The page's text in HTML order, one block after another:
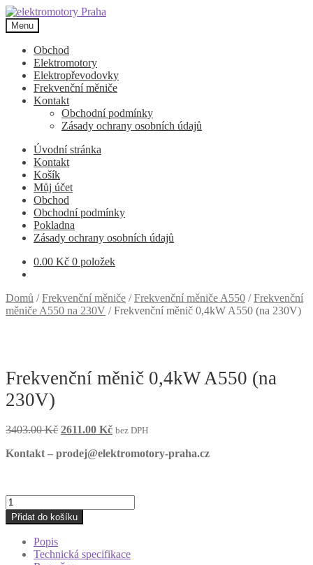
Přeskočit
na
navigaci
Přejít
k
obsahu
webu
Menu
Obchod
Elektromotory
Elektropřevodovky
Frekvenční měniče
Kontakt
Obchodní podmínky
Zásady ochrany osobních údajů
Úvodní stránka
Kontakt
Košík
Můj účet
Obchod
Obchodní podmínky
Pokladna
Zásady ochrany osobních údajů
0.00 Kč 0 položek
Domů /Frekvenční měniče /Frekvenční měniče A550 /Frekvenční
měniče A550 na 230V /Frekvenční měnič 0,4kW A550 (na 230V)
Frekvenční měnič 0,4kW A550 (na
230V)
3403.00Kč Původní
byla:
2611.00 KčAktuální
je:
bez DPH
Kontakt – prodej@elektromotory-praha.cz
Frekvenční
měnič
0,4kW
A550
Přidat do košíku
Popis
Technická specifikace